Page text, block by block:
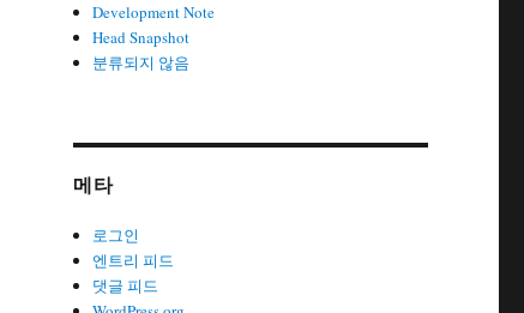
Development Note
Head Snapshot
분류되지 않음
메타
로그인
엔트리 피드
댓글 피드